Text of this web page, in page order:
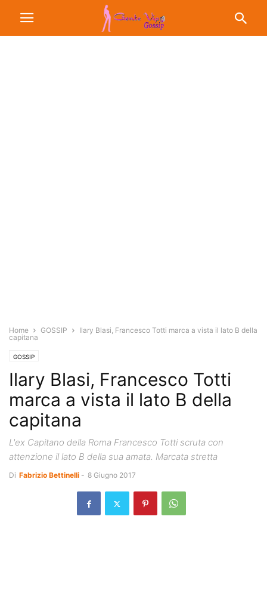
Home GOSSIP
Ilary Blasi, Francesco Totti marca a vista il lato B della
capitana
GOSSIP
Ilary Blasi, Francesco Totti
marca a vista il lato B della
capitana
L'ex Capitano della Roma Francesco Totti scruta con
attenzione il lato B della sua amata. Marcata stretta
Di Fabrizio Bettinelli - 8 Giugno 2017